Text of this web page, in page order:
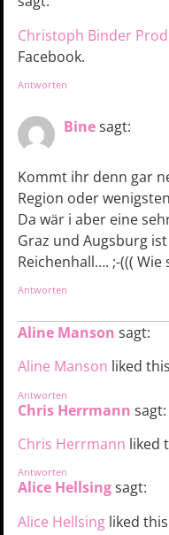
Christoph Binder
Facebook.
Antworten
Binesagt:
Kommt ihr denn gar
Region oder
Da wär i aber eine
Graz und Augsburg
Reichenhall…. ;-((( Wie
Antworten
Aline Manson sagt:
Aline Manson liked
Antworten
Chris Herrmann sagt:
Chris Herrmann liked
Antworten
Alice Hellsingsagt:
Alice Hellsing liked